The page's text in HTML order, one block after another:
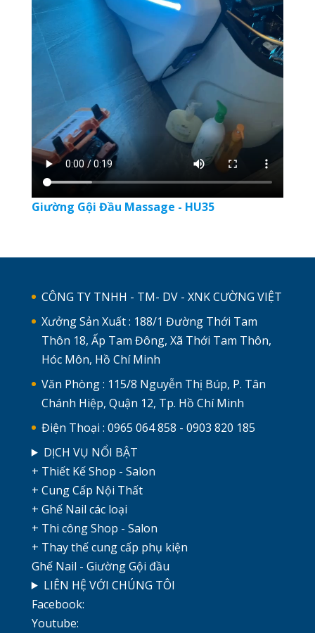
Giường Gội Đầu Massage - HU35
CÔNG TY TNHH - TM- DV - XNK CƯỜNG VIỆT
Xưởng Sản Xuất : 188/1 Đường Thới Tam
Thôn 18, Ấp Tam Đông, Xã Thới Tam Thôn,
Hóc Môn, Hồ Chí Minh
Văn Phòng : 115/8 Nguyễn Thị Búp, P. Tân
Chánh Hiệp, Quận 12, Tp. Hồ Chí Minh
Điện Thoại : 0965 064 858 - 0903 820 185
DỊCH VỤ NỔI BẬT
+ Thiết Kế Shop - Salon
+ Cung Cấp Nội Thất
+ Ghế Nail các loại
+ Thi công Shop - Salon
+ Thay thế cung cấp phụ kiện
Ghế Nail - Giường Gội đầu
LIÊN HỆ VỚI CHÚNG TÔI
Facebook:
Youtube: